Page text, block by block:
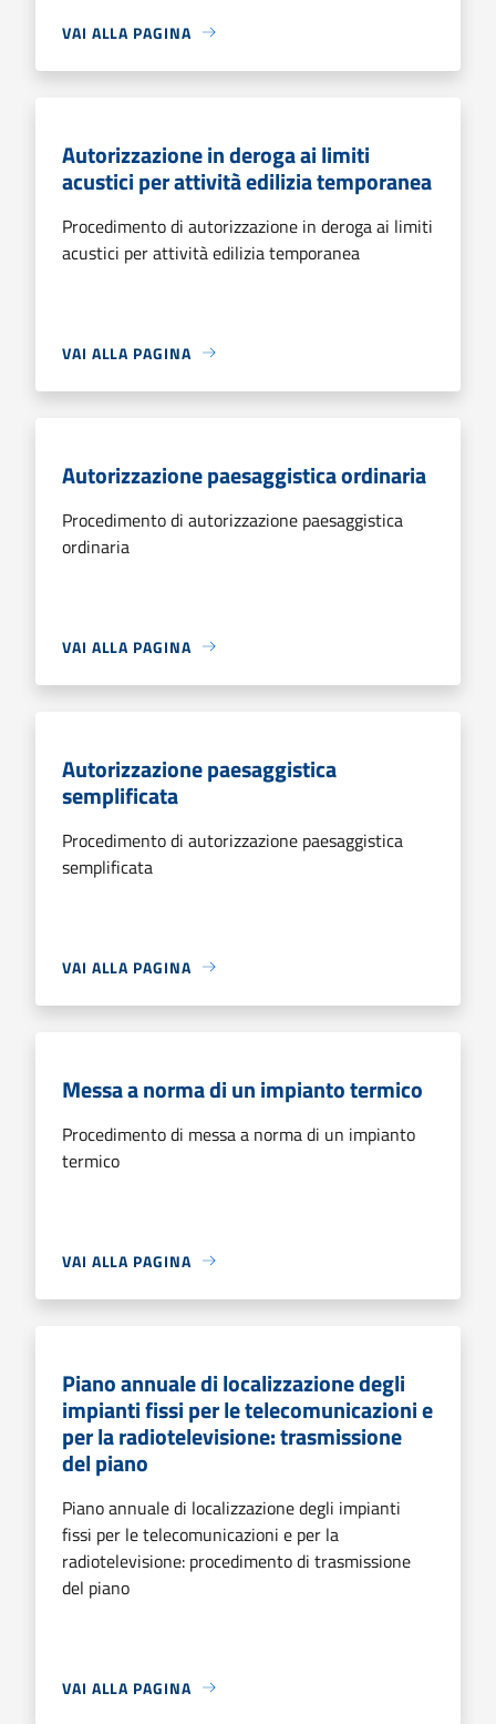
VAI ALLA PAGINA
Autorizzazione in deroga ai limiti
acustici per attività edilizia temporanea
Procedimento di autorizzazione in deroga ai limiti
acustici per attività edilizia temporanea
VAI ALLA PAGINA
Autorizzazione paesaggistica ordinaria
Procedimento di autorizzazione paesaggistica
ordinaria
VAI ALLA PAGINA
Autorizzazione paesaggistica
semplificata
Procedimento di autorizzazione paesaggistica
semplificata
VAI ALLA PAGINA
Messa a norma di un impianto termico
Procedimento di messa a norma di un impianto
termico
VAI ALLA PAGINA
Piano annuale di localizzazione degli
impianti fissi per le telecomunicazioni e
per la radiotelevisione: trasmissione
del piano
Piano annuale di localizzazione degli impianti
fissi per le telecomunicazioni e per la
radiotelevisione: procedimento di trasmissione
del piano
VAI ALLA PAGINA